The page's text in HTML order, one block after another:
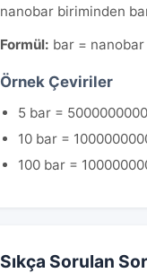
nanobar biriminden
Formül: bar =
Örnek Çeviriler
5 bar =
10 bar =
100 bar =
Sıkça Sorulan